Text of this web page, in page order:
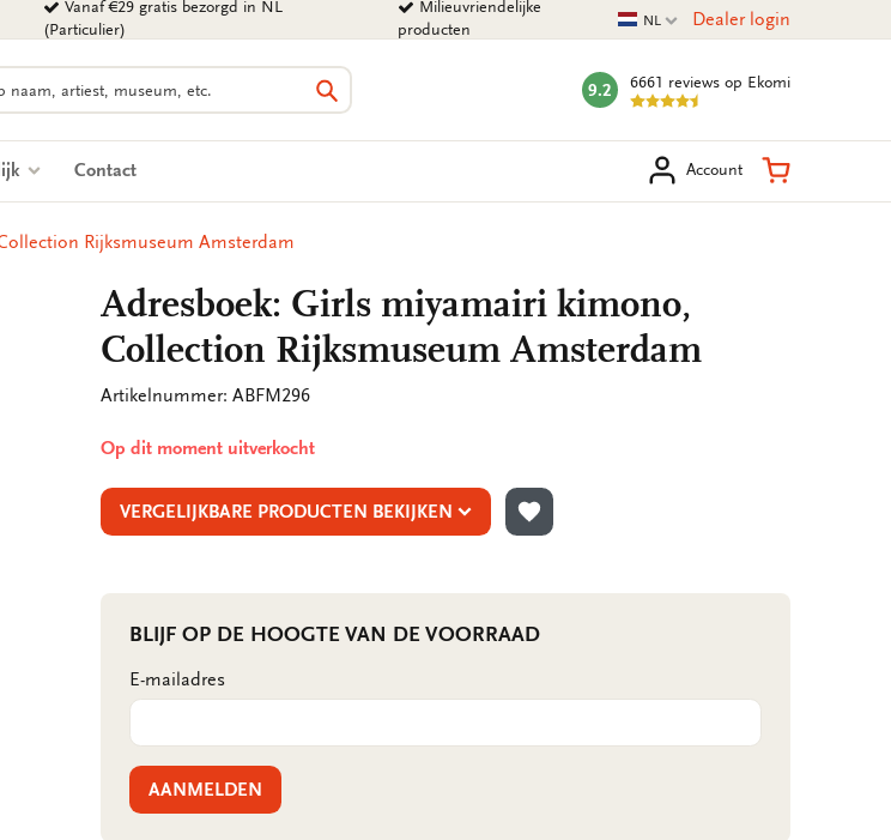
Vanaf €29 gratis bezorgd in NL
(Particulier)
Milieuvriendelijke
producten
Huidige taal
NL Dealer login
Zoeken
mark:
9.2 6661 reviews op Ekomi
Contact Account Winkelmand
Rijksmuseum Amsterdam
Adresboek: Girls miyamairi kimono,
Collection Rijksmuseum Amsterdam
Artikelnummer: ABFM296
Op dit moment uitverkocht
VERGELIJKBARE PRODUCTEN BEKIJKEN
TOEVOEGEN AAN VERLANGLIJST
BLIJF OP DE HOOGTE VAN DE VOORRAAD
E-mailadres
AANMELDEN